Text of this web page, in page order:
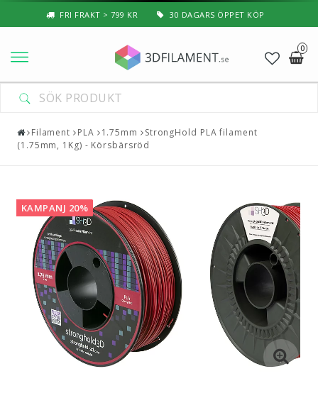
FRI FRAKT > 799 KR 30 DAGARS ÖPPET KÖP
0
Nyheter & Populärt
Filament
3D-Skrivare — Tillbehör
3D-Skrivare — Delar
Resin
3D-Pennor & Tillbehör
Filament PLA 1.75mm
StrongHold PLA filament
(1.75mm, 1Kg) - Körsbärsröd
KAMPANJ 20%